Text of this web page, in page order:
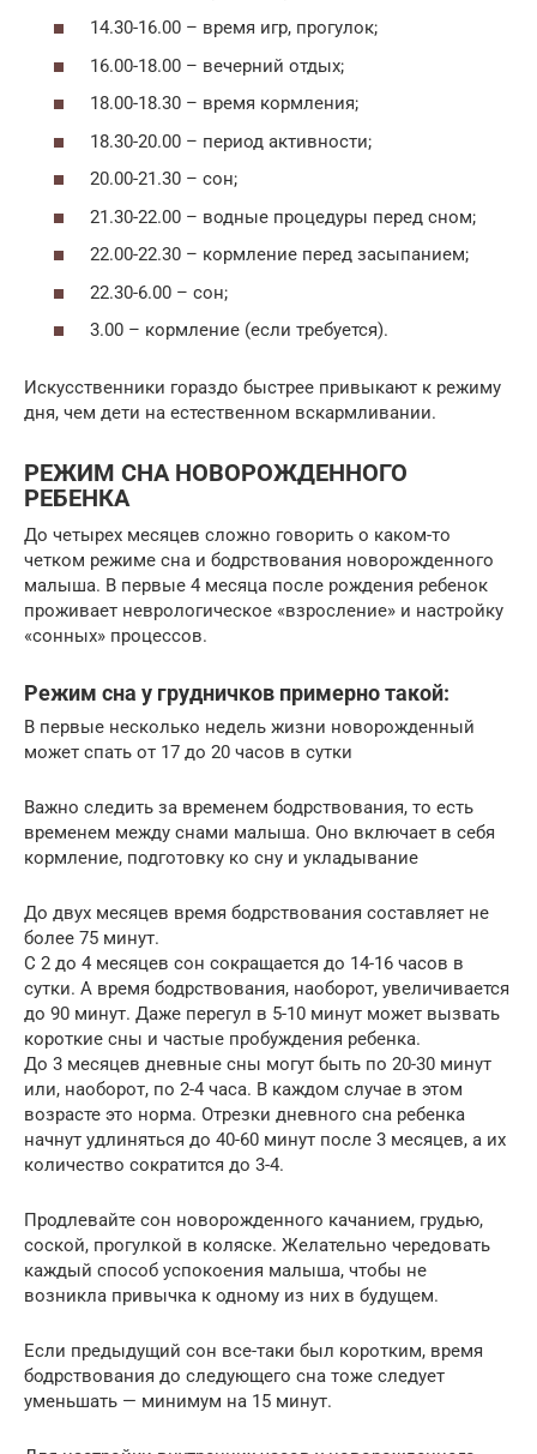
14.30-16.00 – время игр, прогулок;
16.00-18.00 – вечерний отдых;
18.00-18.30 – время кормления;
18.30-20.00 – период активности;
20.00-21.30 – сон;
21.30-22.00 – водные процедуры перед сном;
22.00-22.30 – кормление перед засыпанием;
22.30-6.00 – сон;
3.00 – кормление (если требуется).
Искусственники гораздо быстрее привыкают к режиму
дня, чем дети на естественном вскармливании.
РЕЖИМ СНА НОВОРОЖДЕННОГО
РЕБЕНКА
До четырех месяцев сложно говорить о каком-то
четком режиме сна и бодрствования новорожденного
малыша. В первые 4 месяца после рождения ребенок
проживает неврологическое «взросление» и настройку
«сонных» процессов.
Режим сна у грудничков примерно такой:
В первые несколько недель жизни новорожденный
может спать от 17 до 20 часов в сутки
Важно следить за временем бодрствования, то есть
временем между снами малыша. Оно включает в себя
кормление, подготовку ко сну и укладывание
До двух месяцев время бодрствования составляет не
более 75 минут.
С 2 до 4 месяцев сон сокращается до 14-16 часов в
сутки. А время бодрствования, наоборот, увеличивается
до 90 минут. Даже перегул в 5-10 минут может вызвать
короткие сны и частые пробуждения ребенка.
До 3 месяцев дневные сны могут быть по 20-30 минут
или, наоборот, по 2-4 часа. В каждом случае в этом
возрасте это норма. Отрезки дневного сна ребенка
начнут удлиняться до 40-60 минут после 3 месяцев, а их
количество сократится до 3-4.
Продлевайте сон новорожденного качанием, грудью,
соской, прогулкой в коляске. Желательно чередовать
каждый способ успокоения малыша, чтобы не
возникла привычка к одному из них в будущем.
Если предыдущий сон все-таки был коротким, время
бодрствования до следующего сна тоже следует
уменьшать — минимум на 15 минут.